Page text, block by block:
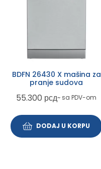
BDFN 26430 X mašina za
pranje sudova
55.300 рсд~ sa PDV-om
DODAJ U KORPU